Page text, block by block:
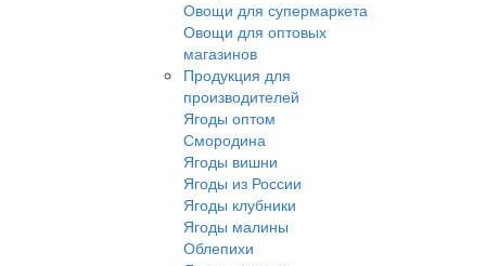
Овощи для супермаркета
Овощи для оптовых
магазинов
Продукция для
производителей
Ягоды оптом
Смородина
Ягоды вишни
Ягоды из России
Ягоды клубники
Ягоды малины
Облепихи